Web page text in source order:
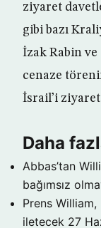
ziyaret
gibi bazı
İzak Rabin ve
cenaze
İsrail’i
Daha
Abbas’tan
bağımsız
Prens William,
iletecek 27